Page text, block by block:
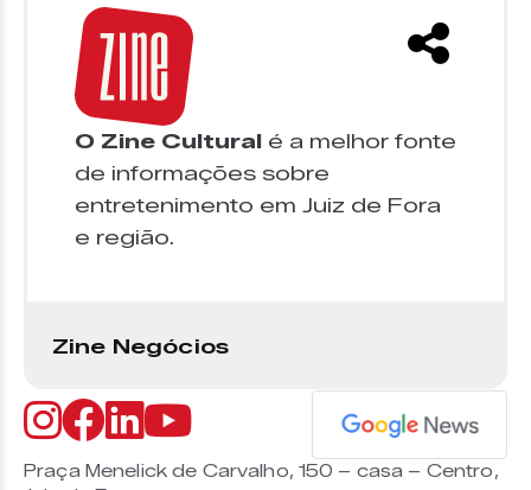
O Zine Cultural é a melhor fonte
de informações sobre
entretenimento em Juiz de Fora
e região.
Zine Negócios
Praça Menelick de Carvalho, 150 – casa – Centro,